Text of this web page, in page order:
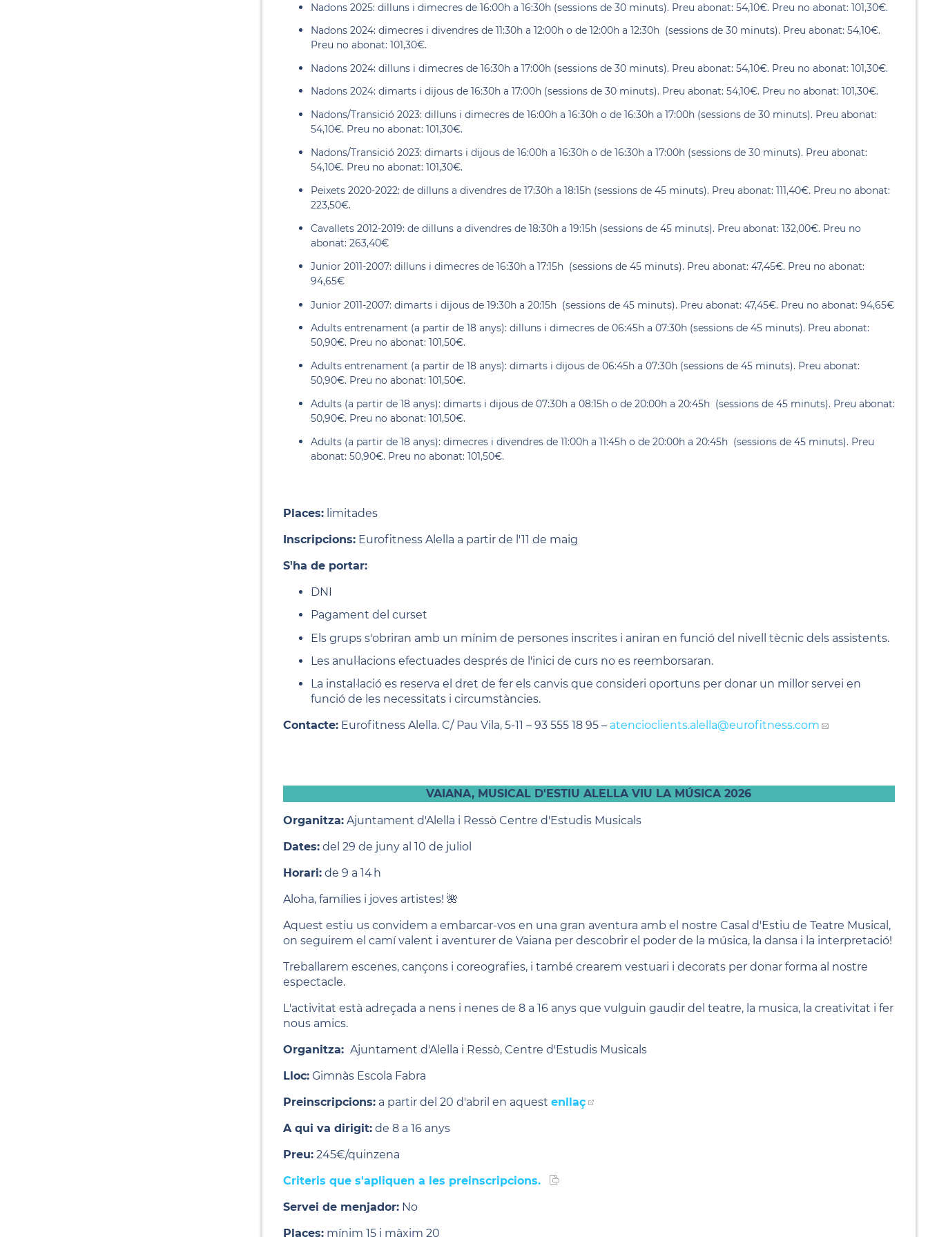
Nadons 2025: dilluns i dimecres de 16:00h a 16:30h (sessions de 30 minuts). Preu abonat: 54,10€. Preu no abonat: 101,30€.
Nadons 2024: dimecres i divendres de 11:30h a 12:00h o de 12:00h a 12:30h (sessions de 30 minuts). Preu abonat: 54,10€.
Preu no abonat: 101,30€.
Nadons 2024: dilluns i dimecres de 16:30h a 17:00h (sessions de 30 minuts). Preu abonat: 54,10€. Preu no abonat: 101,30€.
Nadons 2024: dimarts i dijous de 16:30h a 17:00h (sessions de 30 minuts). Preu abonat: 54,10€. Preu no abonat: 101,30€.
Nadons/Transició 2023: dilluns i dimecres de 16:00h a 16:30h o de 16:30h a 17:00h (sessions de 30 minuts). Preu abonat:
54,10€. Preu no abonat: 101,30€.
Nadons/Transició 2023: dimarts i dijous de 16:00h a 16:30h o de 16:30h a 17:00h (sessions de 30 minuts). Preu abonat:
54,10€. Preu no abonat: 101,30€.
Peixets 2020-2022: de dilluns a divendres de 17:30h a 18:15h (sessions de 45 minuts). Preu abonat: 111,40€. Preu no abonat:
223,50€.
Cavallets 2012-2019: de dilluns a divendres de 18:30h a 19:15h (sessions de 45 minuts). Preu abonat: 132,00€. Preu no
abonat: 263,40€
Junior 2011-2007: dilluns i dimecres de 16:30h a 17:15h (sessions de 45 minuts). Preu abonat: 47,45€. Preu no abonat:
94,65€
Junior 2011-2007: dimarts i dijous de 19:30h a 20:15h (sessions de 45 minuts). Preu abonat: 47,45€. Preu no abonat: 94,65€
Adults entrenament (a partir de 18 anys): dilluns i dimecres de 06:45h a 07:30h (sessions de 45 minuts). Preu abonat:
50,90€. Preu no abonat: 101,50€.
Adults entrenament (a partir de 18 anys): dimarts i dijous de 06:45h a 07:30h (sessions de 45 minuts). Preu abonat:
50,90€. Preu no abonat: 101,50€.
Adults (a partir de 18 anys): dimarts i dijous de 07:30h a 08:15h o de 20:00h a 20:45h (sessions de 45 minuts). Preu abonat:
50,90€. Preu no abonat: 101,50€.
Adults (a partir de 18 anys): dimecres i divendres de 11:00h a 11:45h o de 20:00h a 20:45h (sessions de 45 minuts). Preu
abonat: 50,90€. Preu no abonat: 101,50€.
Places:limitades
Inscripcions:Eurofitness Alella a partir de l'11 de maig
S'ha de portar:
DNI
Pagament del curset
Els grups s'obriran amb un mínim de persones inscrites i aniran en funció del nivell tècnic dels assistents.
Les anul·lacions efectuades després de l'inici de curs no es reemborsaran.
La instal·lació es reserva el dret de fer els canvis que consideri oportuns per donar un millor servei en
funció de les necessitats i circumstàncies.
Contacte:Eurofitness Alella. C/ Pau Vila, 5-11 – 93 555 18 95 – atencioclients.alella@eurofitness.com
VAIANA, MUSICAL D'ESTIU ALELLA VIU LA MÚSICA 2026
Organitza:Ajuntament d'Alella i Ressò Centre d'Estudis Musicals
Dates:del 29 de juny al 10 de juliol
Horari:de 9 a 14 h
Aloha, famílies i joves artistes! 🌺
Aquest estiu us convidem a embarcar-vos en una gran aventura amb el nostre Casal d'Estiu de Teatre Musical,
on seguirem el camí valent i aventurer de Vaiana per descobrir el poder de la música, la dansa i la interpretació!
Treballarem escenes, cançons i coreografies, i també crearem vestuari i decorats per donar forma al nostre
espectacle.
L'activitat està adreçada a nens i nenes de 8 a 16 anys que vulguin gaudir del teatre, la musica, la creativitat i fer
nous amics.
Organitza: Ajuntament d'Alella i Ressò, Centre d'Estudis Musicals
Lloc:Gimnàs Escola Fabra
Preinscripcions:a partir del 20 d'abril en aquest enllaç
A qui va dirigit:de 8 a 16 anys
Preu:245€/quinzena
Criteris que s'apliquen a les preinscripcions.
Servei de menjador:No
Places:mínim 15 i màxim 20